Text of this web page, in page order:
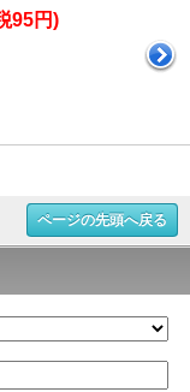
95円)
ページの先頭へ戻る